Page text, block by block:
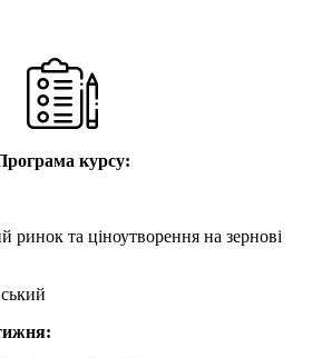
курсу:
ринок та ціноутворення на зернові